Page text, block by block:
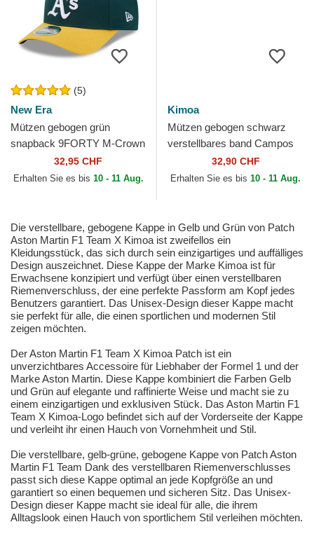
(5)
New Era
Mützen gebogen grün
snapback 9FORTY M-Crown
Player Replica der Oakland
Athletics MLB von New Era
32,95 CHF
Erhalten Sie es bis 10 - 11 Aug.
Kimoa
Mützen gebogen schwarz
verstellbares band Campos
Racing 1998 von Kimoa
32,90 CHF
Erhalten Sie es bis 10 - 11 Aug.
Die verstellbare, gebogene Kappe in Gelb und Grün von Patch
Aston Martin F1 Team X Kimoa ist zweifellos ein
Kleidungsstück, das sich durch sein einzigartiges und auffälliges
Design auszeichnet. Diese Kappe der Marke Kimoa ist für
Erwachsene konzipiert und verfügt über einen verstellbaren
Riemenverschluss, der eine perfekte Passform am Kopf jedes
Benutzers garantiert. Das Unisex-Design dieser Kappe macht
sie perfekt für alle, die einen sportlichen und modernen Stil
zeigen möchten.
Der Aston Martin F1 Team X Kimoa Patch ist ein
unverzichtbares Accessoire für Liebhaber der Formel 1 und der
Marke Aston Martin. Diese Kappe kombiniert die Farben Gelb
und Grün auf elegante und raffinierte Weise und macht sie zu
einem einzigartigen und exklusiven Stück. Das Aston Martin F1
Team X Kimoa-Logo befindet sich auf der Vorderseite der Kappe
und verleiht ihr einen Hauch von Vornehmheit und Stil.
Die verstellbare, gelb-grüne, gebogene Kappe von Patch Aston
Martin F1 Team Dank des verstellbaren Riemenverschlusses
passt sich diese Kappe optimal an jede Kopfgröße an und
garantiert so einen bequemen und sicheren Sitz. Das Unisex-
Design dieser Kappe macht sie ideal für alle, die ihrem
Alltagslook einen Hauch von sportlichem Stil verleihen möchten.